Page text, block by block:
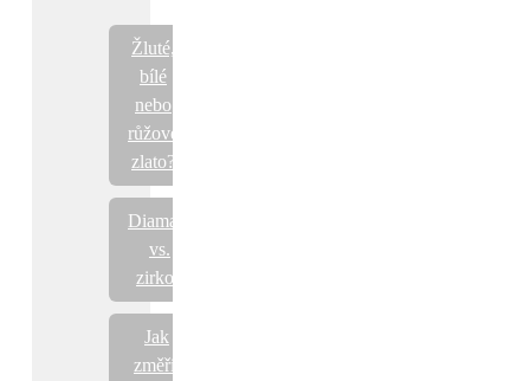
Žluté,
bílé
nebo
růžové
zlato?
Diamant
vs.
zirkon
Jak
změřit